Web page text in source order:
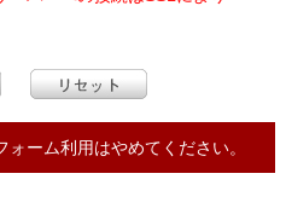
ーム利用はやめてください。